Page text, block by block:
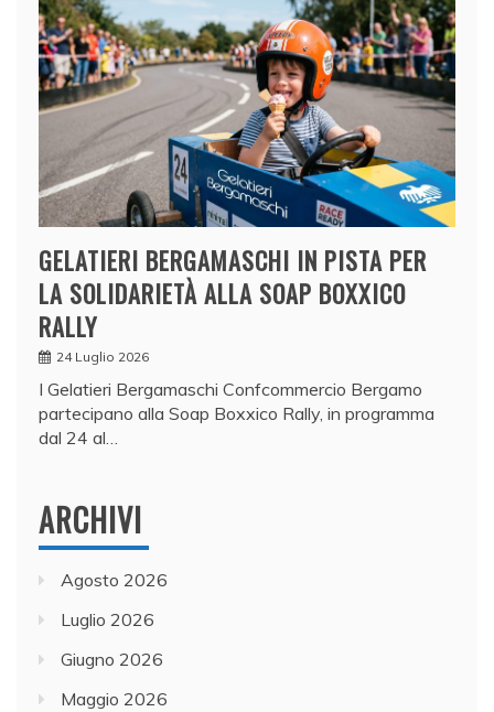
GELATIERI BERGAMASCHI IN PISTA PER
LA SOLIDARIETÀ ALLA SOAP BOXXICO
RALLY
24 Luglio 2026
I Gelatieri Bergamaschi Confcommercio Bergamo
partecipano alla Soap Boxxico Rally, in programma
dal 24 al…
ARCHIVI
Agosto 2026
Luglio 2026
Giugno 2026
Maggio 2026